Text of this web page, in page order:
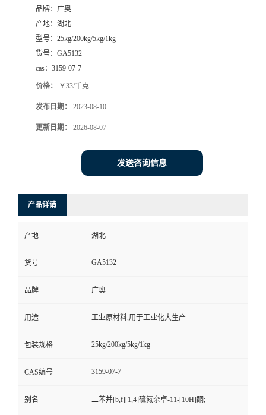
品牌： 广奥
产地： 湖北
型号： 25kg/200kg/5kg/1kg
货号： GA5132
cas： 3159-07-7
价格： ￥33/千克
发布日期： 2023-08-10
更新日期： 2026-08-07
发送咨询信息
产品详请
产地 湖北
货号 GA5132
品牌 广奥
用途 工业原材料,用于工业化大生产
包装规格 25kg/200kg/5kg/1kg
CAS编号 3159-07-7
别名 二苯并[b,f][1,4]硫氮杂卓-11-[10H]酮;